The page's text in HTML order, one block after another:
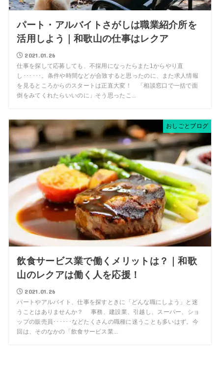
パート・アルバイトさがしは職業紹介所を
活用しよう｜和歌山の仕事はレクア
2021.01.26
仕事を探して応募しても、不採用になったらまた1からやり直
し･･････。条件や時間などが合致すると思ったのに、また求人情報
を見るところからのスタートは正直大変！ 「相談窓口で一括で面
倒をみてくれたらいいのに」そう思ったこ...
おしごとブログ
飲食サービス業で働くメリットは？｜和歌
山のレクアは働く人を応援！
2021.01.26
パートやアルバイト、仕事を探すときに「どんな職にしよう」と迷
うことはありませんか？ 事務、建設業、引越し、スーパー、ショ
ップの販売員･･････などたくさんの職種に迷うことも多いはず。今
回は、そのなかの「飲食サービス業...